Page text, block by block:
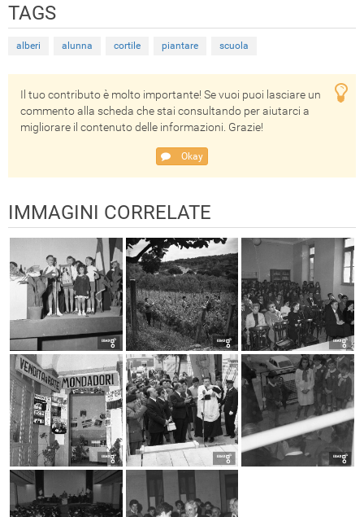
TAGS
alberi alunna cortile piantare scuola
Il tuo contributo è molto importante! Se vuoi puoi lasciare un
commento alla scheda che stai consultando per aiutarci a
migliorare il contenuto delle informazioni. Grazie!
Okay
IMMAGINI CORRELATE